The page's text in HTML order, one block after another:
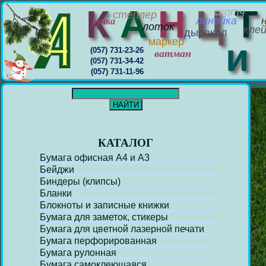
КАНЦ
(057) 731-23-26
(057) 731-34-42
(057) 731-11-96
маркер
ручка
ватман
дырокол
скотч
клей
линейка
лоток
степлер
КАТАЛОГ
Бумага офисная А4 и А3
Бейджи
Биндеры (клипсы)
Бланки
Блокноты и записные книжки
Бумага для заметок, стикеры
Бумага для цветной лазерной печати
Бумага перфорирoванная
Бумага рулонная